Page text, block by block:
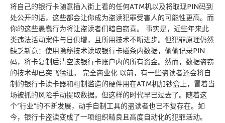
将自己的银行卡随意插入街上看的任何ATM机以及将取现PIN码到
处公开的话，这些都会让你成为盗读犯罪受害人的可能性更高。而
你的这些愚蠢行为将让盗读者们暗自窃喜。 事实是，近些年来此
类违法活动案件与日俱增，且所用技术不断进步。但犯罪原理仍然
缺乏新意：使用隐秘技术读取银行卡磁条内数据，偷偷记录PIN
码，将卡复制后清空该银行卡账户内的所有资金。然而，数据盗窃
的技术却已突飞猛进。 完全商业化 以前，有一些盗读者还会将自
制的银行卡读卡器和粗制滥造的硬件用在ATM机加钞盒上，冒着当
场被抓的风险手动提取数据。但这样的时代早已过去了。随着这
个”行业”的不断发展，动手自制工具的盗读者也已不复存在。如
今，银行卡盗读变成了一项组织精良且高度自动化的犯罪活动。